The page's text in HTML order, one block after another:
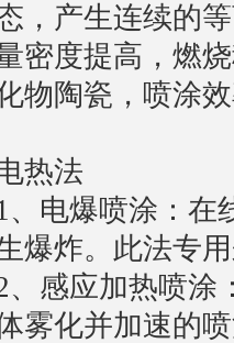
，产生连续的
密度提高，燃
物陶瓷，喷涂
热法
、电爆喷涂：在
爆炸。此法专
、感应加热喷涂
雾化并加速的